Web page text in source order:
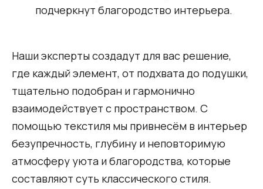
подчеркнут благородство интерьера.
Наши эксперты создадут для вас решение,
где каждый элемент, от подхвата до подушки,
тщательно подобран и гармонично
взаимодействует с пространством. С
помощью текстиля мы привнесём в интерьер
безупречность, глубину и неповторимую
атмосферу уюта и благородства, которые
составляют суть классического стиля.